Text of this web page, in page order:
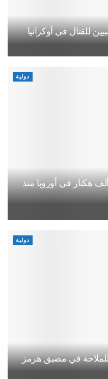
للقتال في أوكرانيا
دولية
الغابات تلتهم نحو 435 ألف هكتار في أوروبا منذ
دولية
للملاحة في مضيق هرمز